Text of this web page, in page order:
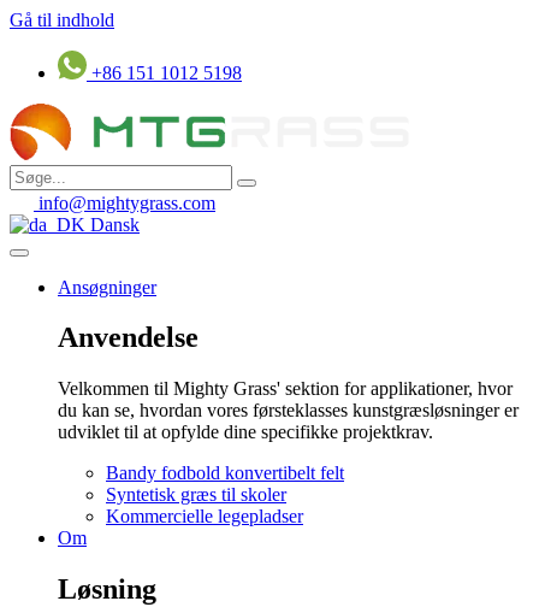
Gå til indhold
+86 151 1012 5198
info@mightygrass.com
Dansk
Ansøgninger
Anvendelse
Velkommen til Mighty Grass' sektion for applikationer, hvor
du kan se, hvordan vores førsteklasses kunstgræsløsninger er
udviklet til at opfylde dine specifikke projektkrav.
Bandy fodbold konvertibelt felt
Syntetisk græs til skoler
Kommercielle legepladser
Om
Løsning